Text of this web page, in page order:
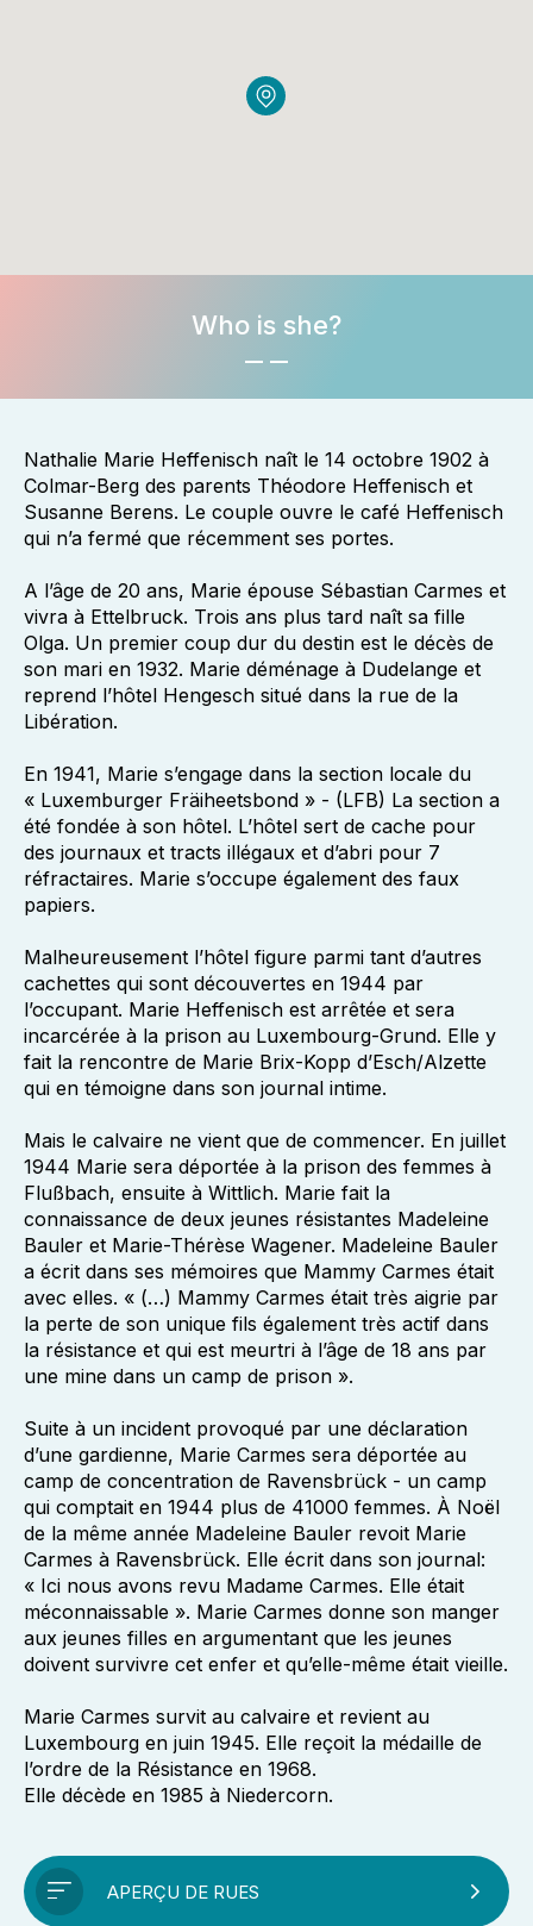
Who is she?
Nathalie Marie Heffenisch naît le 14 octobre 1902 à
Colmar-Berg des parents Théodore Heffenisch et
Susanne Berens. Le couple ouvre le café Heffenisch
qui n’a fermé que récemment ses portes.
A l’âge de 20 ans, Marie épouse Sébastian Carmes et
vivra à Ettelbruck. Trois ans plus tard naît sa fille
Olga. Un premier coup dur du destin est le décès de
son mari en 1932. Marie déménage à Dudelange et
reprend l’hôtel Hengesch situé dans la rue de la
Libération.
En 1941, Marie s’engage dans la section locale du
« Luxemburger Fräiheetsbond » - (LFB) La section a
été fondée à son hôtel. L’hôtel sert de cache pour
des journaux et tracts illégaux et d’abri pour 7
réfractaires. Marie s’occupe également des faux
papiers.
Malheureusement l’hôtel figure parmi tant d’autres
cachettes qui sont découvertes en 1944 par
l’occupant. Marie Heffenisch est arrêtée et sera
incarcérée à la prison au Luxembourg-Grund. Elle y
fait la rencontre de Marie Brix-Kopp d’Esch/Alzette
qui en témoigne dans son journal intime.
Mais le calvaire ne vient que de commencer. En juillet
1944 Marie sera déportée à la prison des femmes à
Flußbach, ensuite à Wittlich. Marie fait la
connaissance de deux jeunes résistantes Madeleine
Bauler et Marie-Thérèse Wagener. Madeleine Bauler
a écrit dans ses mémoires que Mammy Carmes était
avec elles. « (…) Mammy Carmes était très aigrie par
la perte de son unique fils également très actif dans
la résistance et qui est meurtri à l’âge de 18 ans par
une mine dans un camp de prison ».
Suite à un incident provoqué par une déclaration
d’une gardienne, Marie Carmes sera déportée au
camp de concentration de Ravensbrück - un camp
qui comptait en 1944 plus de 41000 femmes. À Noël
de la même année Madeleine Bauler revoit Marie
Carmes à Ravensbrück. Elle écrit dans son journal:
« Ici nous avons revu Madame Carmes. Elle était
méconnaissable ». Marie Carmes donne son manger
aux jeunes filles en argumentant que les jeunes
doivent survivre cet enfer et qu’elle-même était vieille.
Marie Carmes survit au calvaire et revient au
Luxembourg en juin 1945. Elle reçoit la médaille de
l’ordre de la Résistance en 1968.
Elle décède en 1985 à Niedercorn.
APERÇU DE RUES